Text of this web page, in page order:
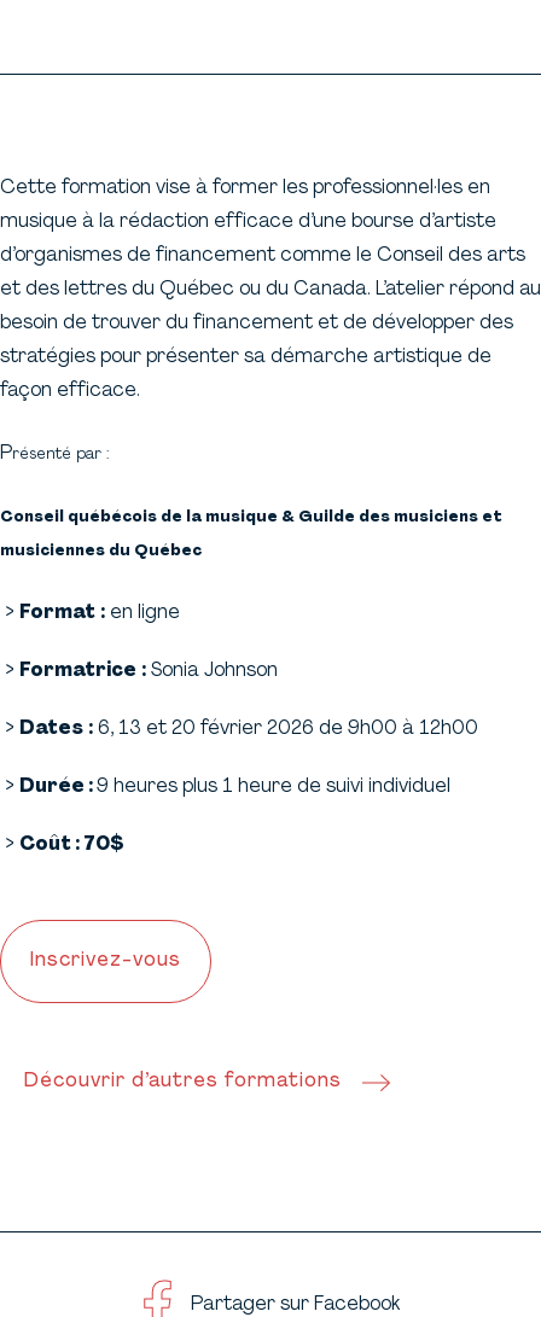
Cette formation vise à former les professionnel·les en
musique à la rédaction efficace d’une bourse d’artiste
d’organismes de financement comme le Conseil des arts
et des lettres du Québec ou du Canada. L’atelier répond au
besoin de trouver du financement et de développer des
stratégies pour présenter sa démarche artistique de
façon efficace.
Présenté par :
Conseil québécois de la musique & Guilde des musiciens et
musiciennes du Québec
Format : en ligne
Formatrice : Sonia Johnson
Dates : 6, 13 et 20 février 2026 de 9h00 à 12h00
Durée :9 heures plus 1 heure de suivi individuel
Coût : 70$
Inscrivez-vous
Découvrir d’autres formations
Partager sur Facebook